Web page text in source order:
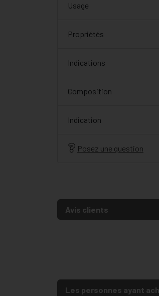
Usage
Propriétés
Indications
Composition
Indication
Posez une question
Avis clients
Les personnes ayant